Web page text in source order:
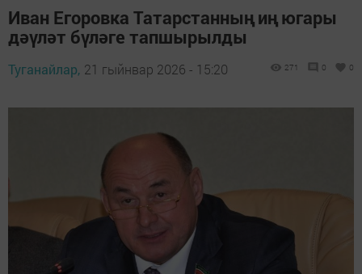
Иван Егоровка Татарстанның иң югары
дәүләт бүләге тапшырылды
Туганайлар, 21 гыйнвар 2026 - 15:20 271 0 0